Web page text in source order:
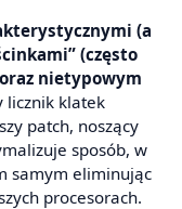
(a
(często
nietypowym
licznik klatek
patch, noszący
sposób, w
samym eliminując
procesorach.